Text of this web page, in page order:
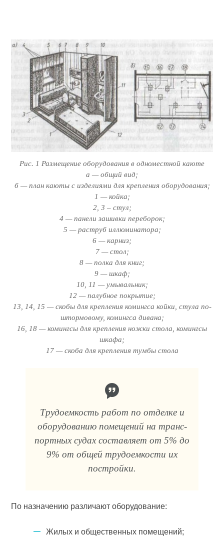
Рис. 1 Размещение оборудования в одноместной каюте
а — общий вид;
б — план каюты с изделиями для крепления оборудования;
1 — койка;
2, 3 – стул;
4 — панели зашивки переборок;
5 — раструб иллюминатора;
6 — карниз;
7 — стол;
8 — полка для книг;
9 — шкаф;
10, 11 — умывальник;
12 — палубное покрытие;
13, 14, 15 — скобы для крепления комингса койки, стула по-
штормовому, комингса дивана;
16, 18 — комингсы для крепления ножки стола, комингсы
шкафа;
17 — скоба для крепления тумбы стола
Трудоемкость работ по отделке и
оборудованию помещений на транс­
портных судах составляет от 5% до
9% от общей трудоемкости их
постройки.
По назначению различают оборудование:
Жилых и общественных помещений;